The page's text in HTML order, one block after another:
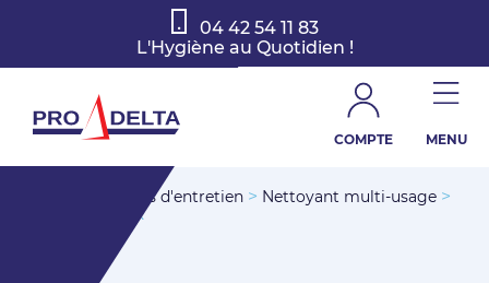
04 42 54 11 83
L'Hygiène au Quotidien !
COMPTE MENU
Produits d'entretien > Nettoyant multi-usage >
ALPHA-SUPER